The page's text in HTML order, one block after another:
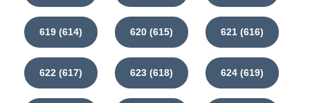
619 (614) 620 (615) 621 (616)
622 (617) 623 (618) 624 (619)